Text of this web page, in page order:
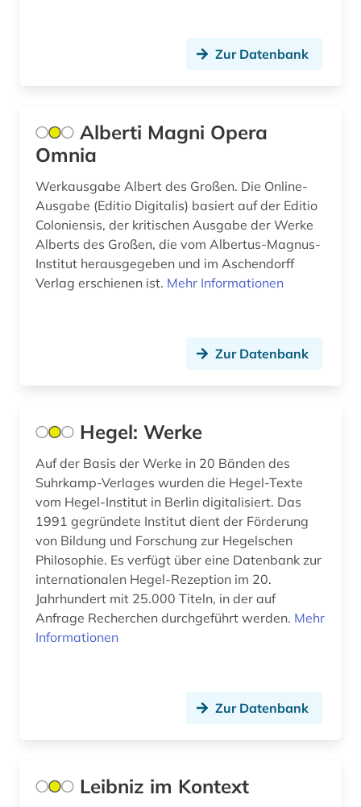
antiheld (1)
antike (19)
antike religionen (3)
antikensammlung (1)
antikörper (1)
antisemitismusforschung (1)
antragsschrift (1)
anwalt (1)
anzeiger (1)
anästhesie (2)
apartheid (3)
apostolische pönitentiarie (1)
Zur Datenbank
Alberti Magni Opera
Omnia
Werkausgabe Albert des Großen. Die Online-
Ausgabe (Editio Digitalis) basiert auf der Editio
Coloniensis, der kritischen Ausgabe der Werke
Alberts des Großen, die vom Albertus-Magnus-
Institut herausgegeben und im Aschendorff
Verlag erschienen ist. Mehr Informationen
Zur Datenbank
Hegel: Werke
Auf der Basis der Werke in 20 Bänden des
Suhrkamp-Verlages wurden die Hegel-Texte
vom Hegel-Institut in Berlin digitalisiert. Das
1991 gegründete Institut dient der Förderung
von Bildung und Forschung zur Hegelschen
Philosophie. Es verfügt über eine Datenbank zur
internationalen Hegel-Rezeption im 20.
Jahrhundert mit 25.000 Titeln, in der auf
Anfrage Recherchen durchgeführt werden. Mehr
Informationen
Zur Datenbank
Leibniz im Kontext